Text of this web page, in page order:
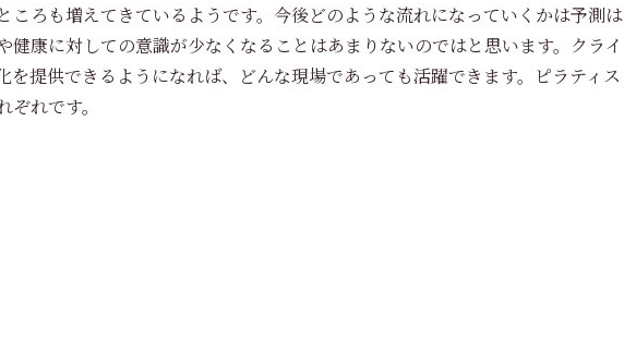
ころも増えてきているようです。今後どのような流れになっていくかは予測は
健康に対しての意識が少なくなることはあまりないのではと思います。クライ
を提供できるようになれば、どんな現場であっても活躍できます。ピラティス
れです。